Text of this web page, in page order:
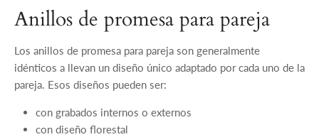
Anillos de promesa para pareja
Los anillos de promesa para pareja son generalmente
idénticos a llevan un diseño único adaptado por cada uno de la
pareja. Esos diseños pueden ser:
con grabados internos o externos
con diseño florestal